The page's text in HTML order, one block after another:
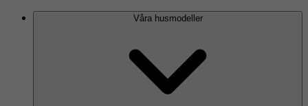
Våra husmodeller